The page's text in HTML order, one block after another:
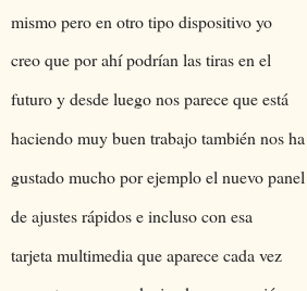
mismo pero en otro tipo dispositivo yo
creo que por ahí podrían las tiras en el
futuro y desde luego nos parece que está
haciendo muy buen trabajo también nos ha
gustado mucho por ejemplo el nuevo panel
de ajustes rápidos e incluso con esa
tarjeta multimedia que aparece cada vez